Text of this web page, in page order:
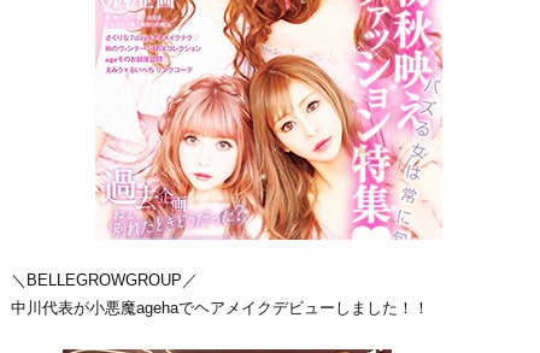
＼BELLEGROWGROUP／
中川代表が小悪魔agehaでヘアメイクデビューしました！！